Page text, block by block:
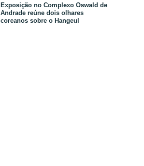
Exposição no Complexo Oswald de
Andrade reúne dois olhares
coreanos sobre o Hangeul